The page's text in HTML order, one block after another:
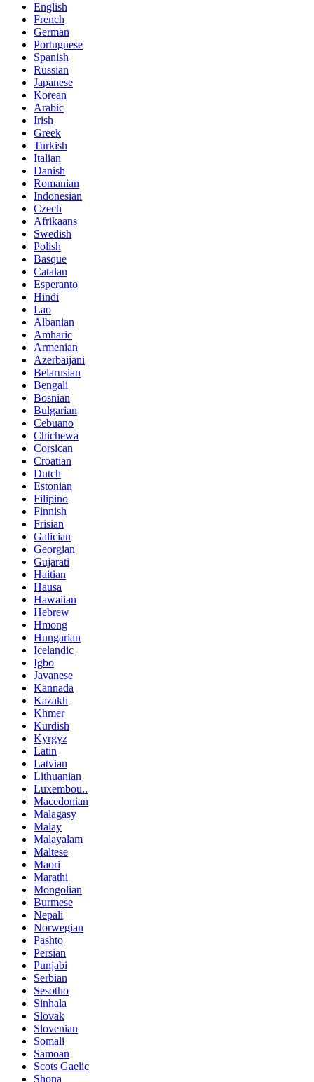
English
French
German
Portuguese
Spanish
Russian
Japanese
Korean
Arabic
Irish
Greek
Turkish
Italian
Danish
Romanian
Indonesian
Czech
Afrikaans
Swedish
Polish
Basque
Catalan
Esperanto
Hindi
Lao
Albanian
Amharic
Armenian
Azerbaijani
Belarusian
Bengali
Bosnian
Bulgarian
Cebuano
Chichewa
Corsican
Croatian
Dutch
Estonian
Filipino
Finnish
Frisian
Galician
Georgian
Gujarati
Haitian
Hausa
Hawaiian
Hebrew
Hmong
Hungarian
Icelandic
Igbo
Javanese
Kannada
Kazakh
Khmer
Kurdish
Kyrgyz
Latin
Latvian
Lithuanian
Luxembou..
Macedonian
Malagasy
Malay
Malayalam
Maltese
Maori
Marathi
Mongolian
Burmese
Nepali
Norwegian
Pashto
Persian
Punjabi
Serbian
Sesotho
Sinhala
Slovak
Slovenian
Somali
Samoan
Scots Gaelic
Shona